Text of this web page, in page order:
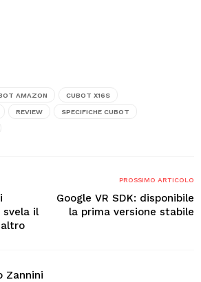
AMAZON CUBOT X16S
REVIEW SPECIFICHE CUBOT
svela il
PROSSIMO ARTICOLO
Google VR SDK: disponibile
la prima versione stabile
Zannini